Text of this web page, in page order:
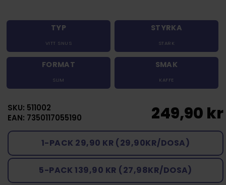
TYP
VITT SNUS
STYRKA
STARK
FORMAT
SLIM
SMAK
KAFFE
SKU: 511002
EAN: 7350117055190
249,90 kr
1-PACK 29,90 KR (29,90KR/DOSA)
5-PACK 139,90 KR (27,98KR/DOSA)